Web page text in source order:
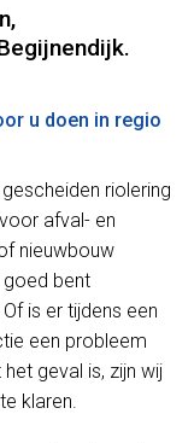
u doen in regio
riolering
afval- en
nieuwbouw
goed bent
is er tijdens een
een probleem
geval is, zijn wij
klaren.